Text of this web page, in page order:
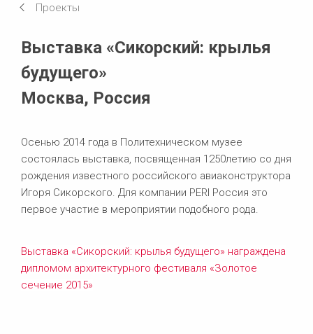
Проекты
Выставка «Сикорский: крылья
будущего»
Москва, Россия
Осенью 2014 года в Политехническом музее
состоялась выставка, посвященная 1250летию со дня
рождения известного российского авиаконструктора
Игоря Сикорского. Для компании PERI Россия это
первое участие в мероприятии подобного рода.
Выставка «Сикорский: крылья будущего» награждена
дипломом архитектурного фестиваля «Золотое
сечение 2015»